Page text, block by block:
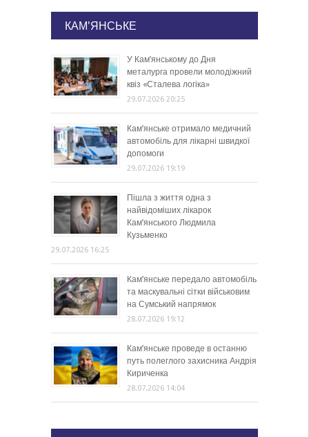
КАМ'ЯНСЬКЕ
У Кам’янському до Дня
металурга провели молодіжний
квіз «Сталева логіка»
29.07.2026 20:25
Кам’янське отримало медичний
автомобіль для лікарні швидкої
допомоги
29.07.2026 19:19
Пішла з життя одна з
найвідоміших лікарок
Кам’янського Людмила
Кузьменко
29.07.2026 16:25
Кам’янське передало автомобіль
та маскувальні сітки військовим
на Сумський напрямок
28.07.2026 19:12
Кам’янське проведе в останню
путь полеглого захисника Андрія
Кириченка
28.07.2026 14:04